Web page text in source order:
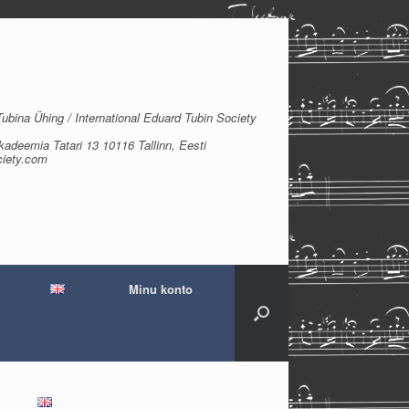
Ühing / International Eduard Tubin Society
Tatari 13 10116 Tallinn, Eesti
Minu konto